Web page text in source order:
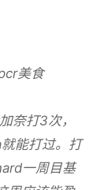
美食
奈打3次，
能打过。打
一周目基